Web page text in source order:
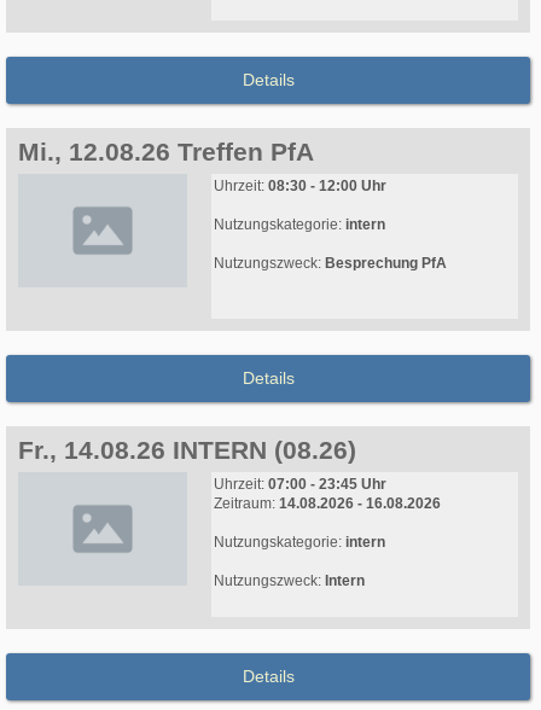
Details
Mi., 12.08.26 Treffen PfA
Uhrzeit: 08:30 - 12:00 Uhr
Nutzungskategorie: intern
Nutzungszweck: Besprechung PfA
Details
Fr., 14.08.26 INTERN (08.26)
Uhrzeit: 07:00 - 23:45 Uhr
Zeitraum: 14.08.2026 - 16.08.2026
Nutzungskategorie: intern
Nutzungszweck: Intern
Details